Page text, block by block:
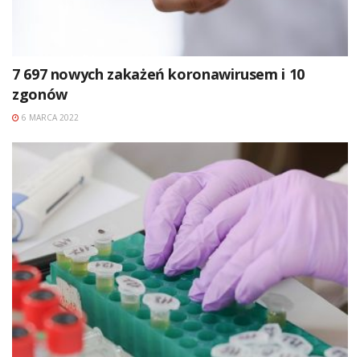
7 697 nowych zakażeń koronawirusem i 10
zgonów
6 MARCA 2022